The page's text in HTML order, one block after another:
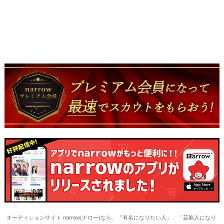
オーディションサイト narrow(ナロー)なら、「有名になりたい人」、「芸能人になり